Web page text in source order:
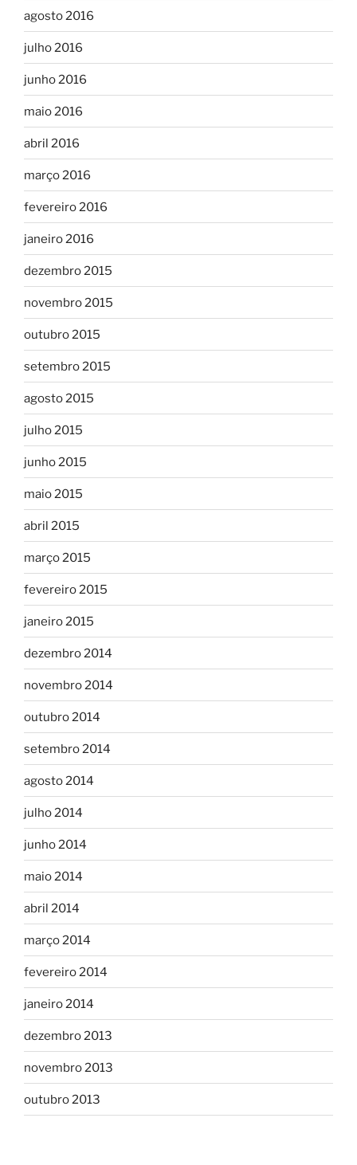
agosto 2016
julho 2016
junho 2016
maio 2016
abril 2016
março 2016
fevereiro 2016
janeiro 2016
dezembro 2015
novembro 2015
outubro 2015
setembro 2015
agosto 2015
julho 2015
junho 2015
maio 2015
abril 2015
março 2015
fevereiro 2015
janeiro 2015
dezembro 2014
novembro 2014
outubro 2014
setembro 2014
agosto 2014
julho 2014
junho 2014
maio 2014
abril 2014
março 2014
fevereiro 2014
janeiro 2014
dezembro 2013
novembro 2013
outubro 2013